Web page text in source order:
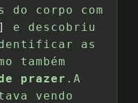
corpo com
e descobriu
as
também
prazer .A
vendo